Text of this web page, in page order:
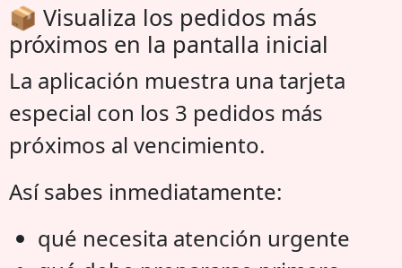
📦 Visualiza los pedidos más
próximos en la pantalla inicial
La aplicación muestra una tarjeta
especial con los 3 pedidos más
próximos al vencimiento.
Así sabes inmediatamente:
qué necesita atención urgente